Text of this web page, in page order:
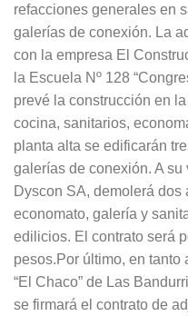
refacciones generales en
galerías de conexión. La
con la empresa El
la Escuela Nº 128
prevé la construcción en
cocina, sanitarios,
planta alta se edificarán
galerías de conexión. A
Dyscon SA, demolerá dos
economato, galería y
edilicios. El contrato será
pesos.Por último, en tanto
“El Chaco” de Las
se firmará el contrato de